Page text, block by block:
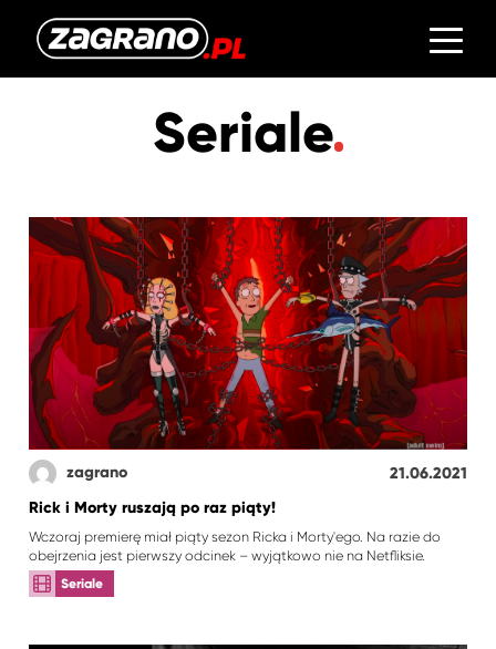
Seriale
zagrano
21.06.2021
Rick i Morty ruszają po raz piąty!
Wczoraj premierę miał piąty sezon Ricka i Morty'ego. Na razie do
obejrzenia jest pierwszy odcinek – wyjątkowo nie na Netfliksie.
Seriale